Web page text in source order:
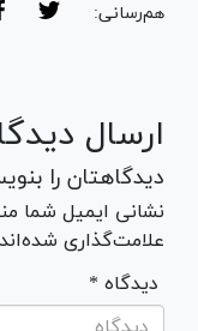
هم‌رسانی:
ارسال
دیدگاهتان را
نشانی ایمیل شما
علامت‌گذاری
* دیدگاه